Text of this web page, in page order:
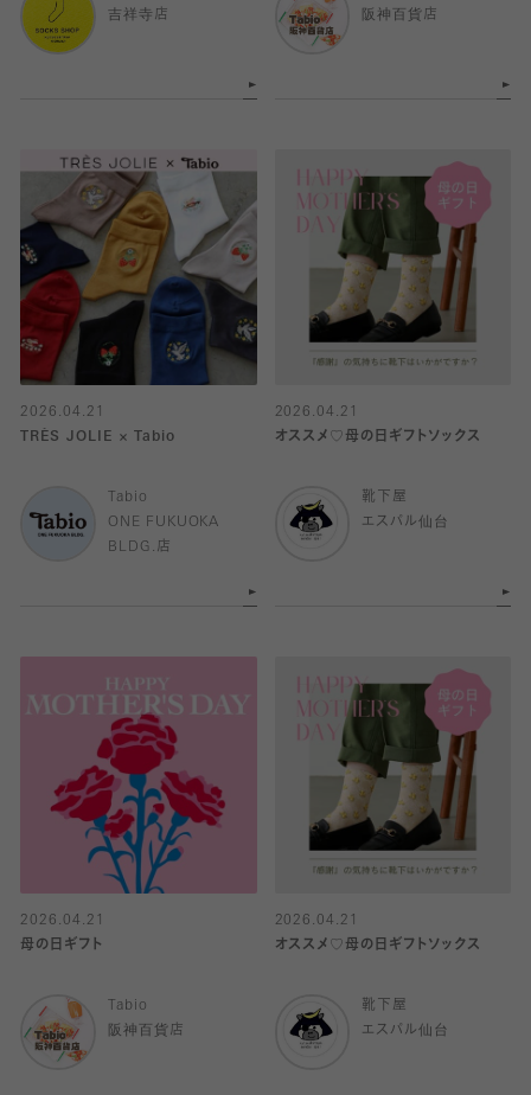
吉祥寺店
阪神百貨店
2026.04.21
TRÈS JOLIE × Tabio
Tabio
ONE FUKUOKA
BLDG.店
2026.04.21
オススメ♡母の日ギフトソックス
靴下屋
エスパル仙台
2026.04.21
母の日ギフト
Tabio
阪神百貨店
2026.04.21
オススメ♡母の日ギフトソックス
靴下屋
エスパル仙台